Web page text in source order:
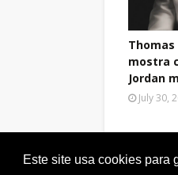
Este site usa cookies para
mostra
Jordan
July 30,
Copyright